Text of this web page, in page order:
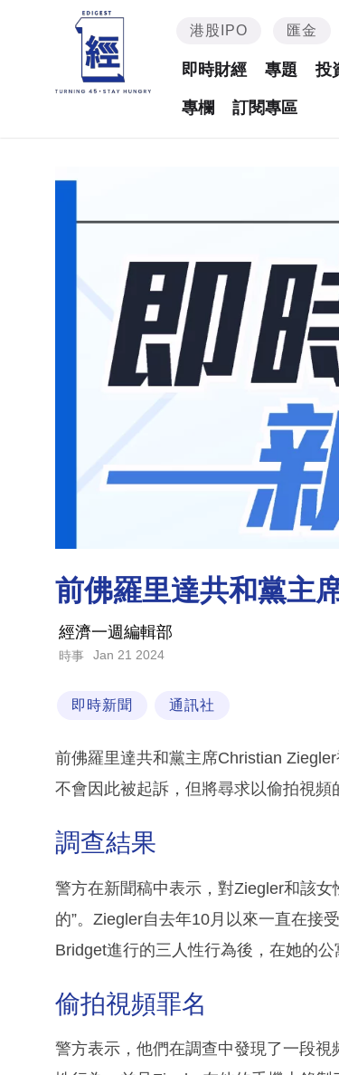
港股IPO 匯金
即時財經 專題 投
專欄 訂閱專區
前佛羅里達共和黨主
經濟一週編輯部
時事 Jan 21 2024
即時新聞 通訊社
前佛羅里達共和黨主席Christian
不會因此被起訴，但將尋求以偷拍視頻
調查結果
警方在新聞稿中表示，對Ziegler和該
的”。Ziegler自去年10月以來一直在接
Bridget進行的三人性行為後，在她的公
偷拍視頻罪名
警方表示，他們在調查中發現了一段